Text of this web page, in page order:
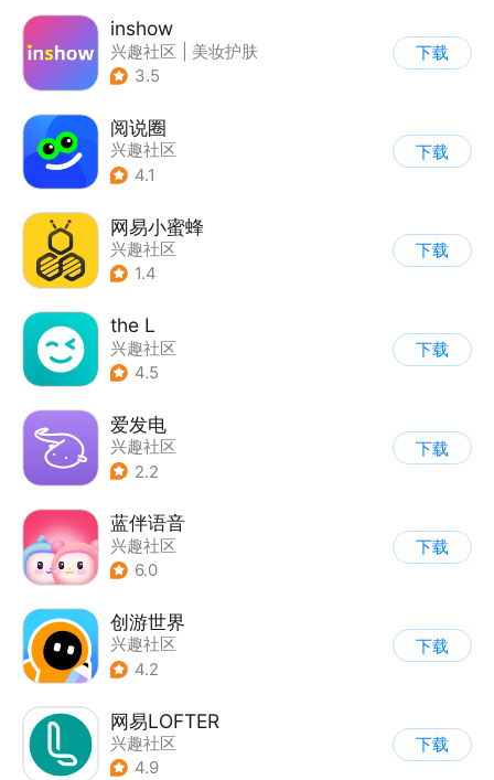
inshow
兴趣社区
美妆护肤
3.5
下载
阅说圈
兴趣社区
4.1
下载
网易小蜜蜂
兴趣社区
1.4
下载
the L
兴趣社区
| 真人娱乐直播
4.5
下载
爱发电
兴趣社区
2.2
下载
蓝伴语音
兴趣社区
6.0
下载
创游世界
兴趣社区
4.2
下载
网易LOFTER
兴趣社区
4.9
下载